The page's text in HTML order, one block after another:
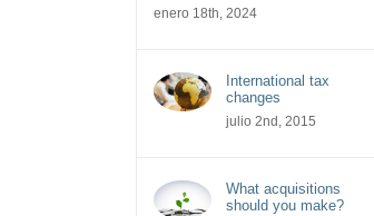
enero 18th, 2024
International tax
changes
julio 2nd, 2015
What acquisitions
should you make?